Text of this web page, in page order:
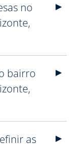
no
bairro
as